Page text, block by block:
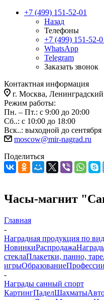
+7 (499) 151-52-01
Назад
Телефоны
+7 (499) 151-52-
WhatsApp
Telegram
Заказать звонок
Контактная информация
г. Москва,
Режим работы:
Пн. – Пт.: с 9:00 до 20:00
Сб..: с 10:00 до 18:00
Вск..: выходной до сентября
moscow@mir-nagrad.ru
Поделиться
Часы-магнит
Главная
-
Наградная продукция по
НовинкиРаспродажа
стеклаПлакетки, панно,
игрыОбразованиеПрофессии
-
Награды санный спорт
КартингПаделШахматы